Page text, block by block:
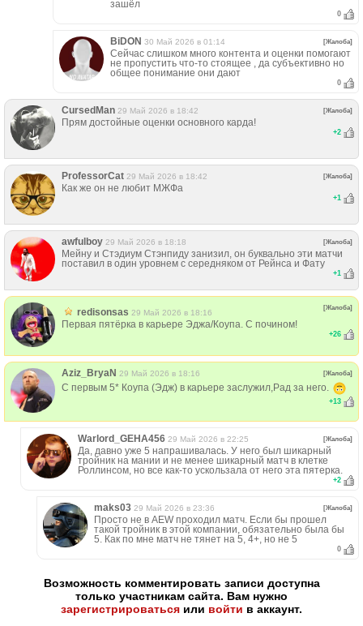
зашёл
0
BiDON 30 Май 2026 в 01:14 [Жалоба]
Сейчас слишком много контента и оценки помогают
не пропустить что-то стоящее , да субъективно но
общее понимание они дают
0
CursedMan 29 Май 2026 в 18:42 [Жалоба]
Прям достойные оценки основного карда!
+2
ProfessorCat 29 Май 2026 в 18:42 [Жалоба]
Как же он не любит МЖФа
+1
awfulboy 29 Май 2026 в 18:18 [Жалоба]
Мейну и Стэдиум Стэнпиду занизил, он буквально эти матчи
поставил в один уровнем с середняком от Рейнса и Фату
+1
redisonsas 29 Май 2026 в 18:16
[Жалоба]
Первая пятёрка в карьере Эджа/Коупа. С почином!
+26
Aziz_BryaN 29 Май 2026 в 18:16 [Жалоба]
С первым 5* Коупа (Эдж) в карьере заслужил,Рад за него.
+13
Warlord_GEHA456 29 Май 2026 в 22:25 [Жалоба]
Да, давно уже 5 напрашивалась. У него был шикарный
тройник на мании и не менее шикарный матч в клетке
Роллинсом, но все как-то ускользала от него эта пятерка.
+2
maks03 29 Май 2026 в 23:36 [Жалоба]
Просто не в AEW проходил матч. Если бы прошел
такой тройник в этой компании, обязательно была бы
5. Как по мне матч не тянет на 5, 4+, но не 5
0
Возможность комментировать записи доступна
только участникам сайта. Вам нужно
зарегистрироваться или войти в аккаунт.